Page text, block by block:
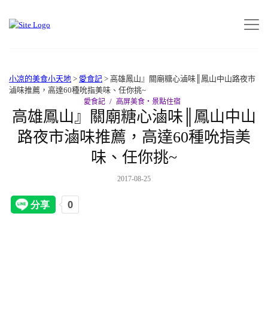
小凉的美食小天地 > 愛食記 > 高雄鳳山』關廟糖心滷味║鳳山中山路夜市
滷味推薦，高達60種吮指美味、任你挑~
愛食記 高屏美食‧景點住宿
高雄鳳山』關廟糖心滷味║鳳山中山
路夜市滷味推薦，高達60種吮指美
味、任你挑~
2017-08-25